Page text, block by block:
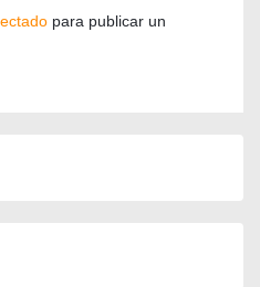
para publicar un